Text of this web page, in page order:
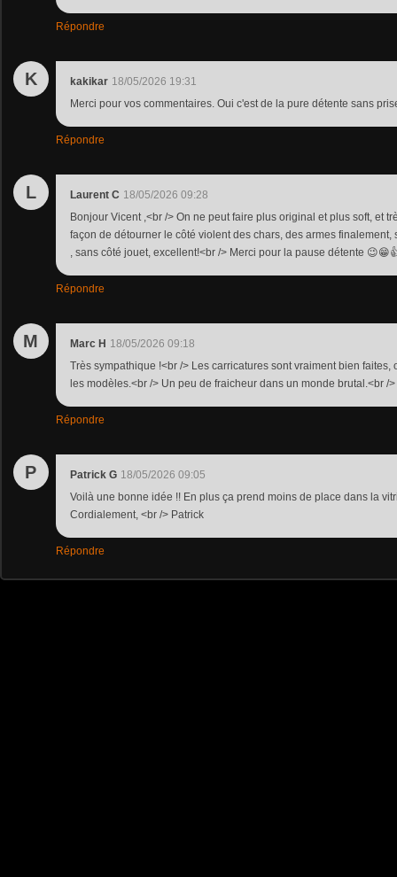
Répondre
K kakikar 18/05/2026 19:31
Merci pour vos commentaires. Oui c'est de la pure détente sans
Répondre
L Laurent C 18/05/2026 09:28
Bonjour Vicent ,<br /> On ne peut faire plus original et plus soft, et
façon de détourner le côté violent des chars, des armes
, sans côté jouet, excellent!<br /> Merci pour la pause détente
Répondre
M Marc H 18/05/2026 09:18
Très sympathique !<br /> Les carricatures sont vraiment bien faites,
les modèles.<br /> Un peu de fraicheur dans un monde brutal.<br /
Répondre
P Patrick G 18/05/2026 09:05
Voilà une bonne idée !! En plus ça prend moins de place dans la
Cordialement, <br /> Patrick
Répondre